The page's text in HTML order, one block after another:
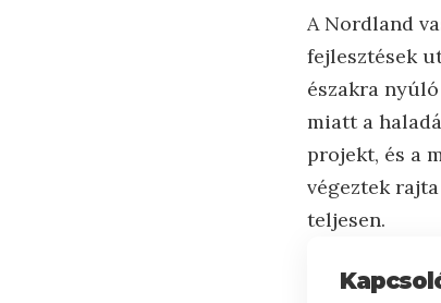
A Nordland
fejlesztések
északra
miatt a
projekt, és a
végeztek
teljesen.